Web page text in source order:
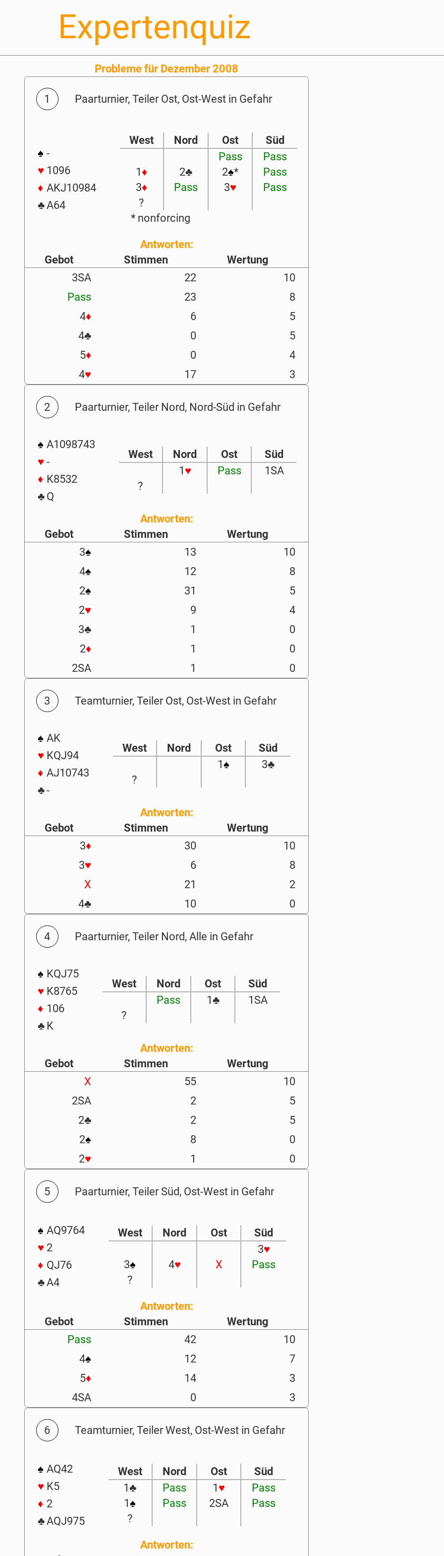
Expertenquiz
Probleme für Dezember 2008
1 Paarturnier, Teiler Ost, Ost-West in Gefahr
♠ -
♥ 1096
♦ AKJ10984
♣A64
West Nord Ost
Süd
Pass
Pass
1♦ 2♣ 2♠*
Pass
3♦ Pass 3♥
Pass
?
* nonforcing
Antworten:
Gebot
Stimmen
Wertung
3SA
22
10
Pass
23
8
4♦ 6
5
4♣ 0
5
5♦ 0
4
4♥ 17 3
2 Paarturnier, Teiler Nord, Nord-Süd in Gefahr
♠ A1098743
♥ -
♦ K8532
♣Q
West Nord Ost
Süd
1♥ Pass
1SA
?
Antworten:
Gebot
Stimmen
Wertung
3♠ 13
10
4♠ 12
8
2♠ 31
5
2♥ 9
4
3♣ 1
0
2♦ 1
0
2SA
1 0
3 Teamturnier, Teiler Ost, Ost-West in Gefahr
♠ AK
♥ KQJ94
♦ AJ10743
♣-
West Nord Ost
Süd
1♠ 3♣
?
Antworten:
Gebot
Stimmen
Wertung
3♦ 30
10
3♥ 6
8
X
21
2
4♣ 10 0
4 Paarturnier, Teiler Nord, Alle in Gefahr
♠ KQJ75
♥ K8765
♦ 106
♣K
West Nord Ost
Süd
Pass
1♣
1SA
?
Antworten:
Gebot
Stimmen
Wertung
X
55
10
2SA
2
5
2♣ 2
5
2♠ 8
0
2♥ 1 0
5 Paarturnier, Teiler Süd, Ost-West in Gefahr
♠ AQ9764
♥ 2
♦ QJ76
♣A4
West Nord Ost
Süd
3♥
3♠ 4♥ X
Pass
?
Antworten:
Gebot
Stimmen
Wertung
Pass
42
10
4♠ 12
7
5♦ 14
3
4SA
0 3
6 Teamturnier, Teiler West, Ost-West in Gefahr
♠ AQ42
♥ K5
♦ 2
♣AQJ975
West Nord Ost
Süd
1♣ Pass 1♥
Pass
1♠ Pass 2SA
Pass
?
Antworten: